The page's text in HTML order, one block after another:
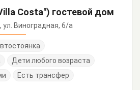
Costa") гостевой дом
Виноградная, 6/а
Дети любого возраста
Есть трансфер